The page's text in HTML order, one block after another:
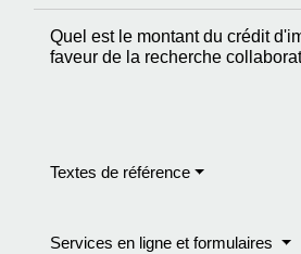
Quel est le montant du crédit
faveur de la recherche
Textes de référence
Services en ligne et formulaires